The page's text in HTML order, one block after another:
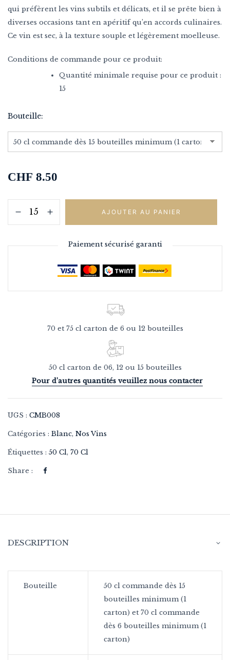
qui préfèrent les vins subtils et délicats, et il se prête bien à
diverses occasions tant en apéritif qu’en accords culinaires.
Ce vin est sec, à la texture souple et légèrement moelleuse.
Conditions de commande pour ce produit:
Quantité minimale requise pour ce produit :
15
Bouteille
CHF 8.50
AJOUTER AU PANIER
Paiement sécurisé garanti
70 et 75 cl carton de 6 ou 12 bouteilles
50 cl carton de 06, 12 ou 15 bouteilles
Pour d’autres quantités veuillez nous contacter
UGS : CMB008
Catégories : Blanc, Nos Vins
Étiquettes : 50 Cl, 70 Cl
Share :
DESCRIPTION
Bouteille
50 cl commande dès 15
bouteilles minimum (1
carton) et 70 cl commande
dès 6 bouteilles minimum (1
carton)